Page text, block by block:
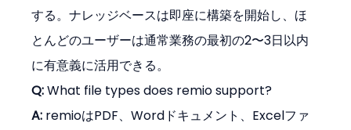
する。ナレッジベースは即座に構築を開始し、ほ
とんどのユーザーは通常業務の最初の2〜3日以内
に有意義に活用できる。
Q: What file types does remio support?
A: remioはPDF、Wordドキュメント、Excelファ